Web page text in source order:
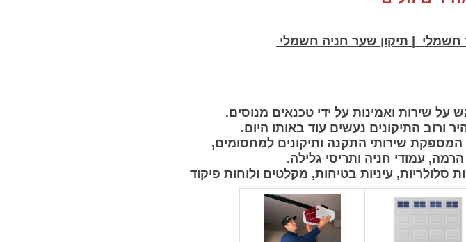
חשמלי | תיקון שער חניה חשמלי
על שירות ואמינות על ידי טכנאים מנוסים.
ורוב התיקונים נעשים עוד באותו היום.
שירותי התקנה ותיקונים למחסומים,
עמודי חניה ותריסי גלילה.
סלולריות, עיניות בטיחות, מקלטים ולוחות פיקוד